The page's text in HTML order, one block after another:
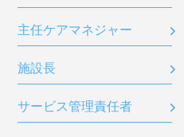
主任ケアマネジャー
施設長
サービス管理責任者